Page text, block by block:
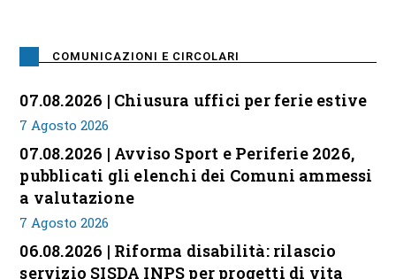
COMUNICAZIONI E CIRCOLARI
07.08.2026 | Chiusura uffici per ferie estive
7 Agosto 2026
07.08.2026 | Avviso Sport e Periferie 2026,
pubblicati gli elenchi dei Comuni ammessi
a valutazione
7 Agosto 2026
06.08.2026 | Riforma disabilità: rilascio
servizio SISDA INPS per progetti di vita